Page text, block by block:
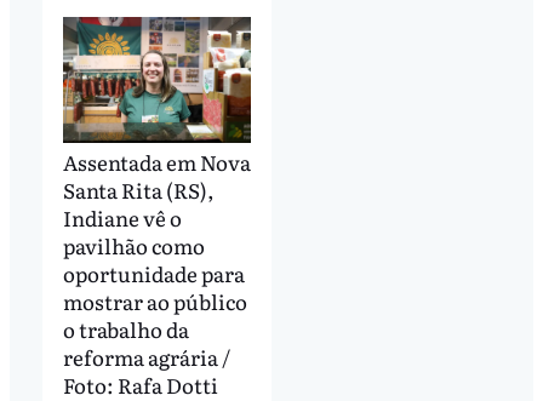
Assentada em Nova
Santa Rita (RS),
Indiane vê o
pavilhão como
oportunidade para
mostrar ao público
o trabalho da
reforma agrária /
Foto: Rafa Dotti